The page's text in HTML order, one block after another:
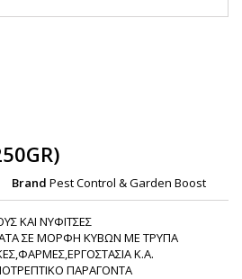
Brand Pest Control & Garden Boost
ΚΑΙ ΝΥΦΙΤΣΕΣ
ΣΕ ΜΟΡΦΗ ΚΥΒΩΝ ΜΕ ΤΡΥΠΑ
Κ.Α.
ΠΑΡΑΓΟΝΤΑ